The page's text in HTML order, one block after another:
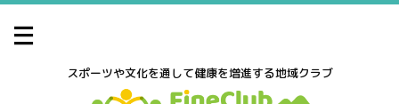
スポーツや文化を通して健康を増進する地域クラブ